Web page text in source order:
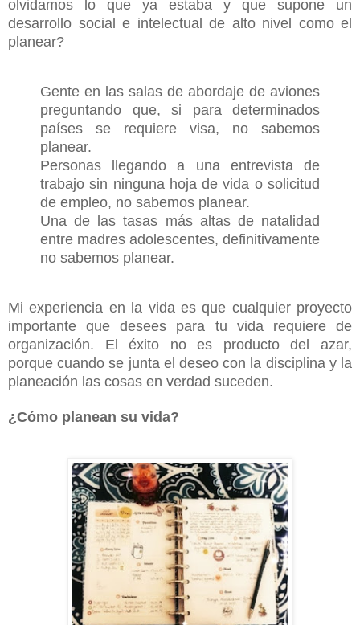
olvidamos lo que ya estaba y que supone un
desarrollo social e intelectual de alto nivel como el
planear?
Gente en las salas de abordaje de aviones
preguntando que, si para determinados
países se requiere visa, no sabemos
planear.
Personas llegando a una entrevista de
trabajo sin ninguna hoja de vida o solicitud
de empleo, no sabemos planear.
Una de las tasas más altas de natalidad
entre madres adolescentes, definitivamente
no sabemos planear.
Mi experiencia en la vida es que cualquier proyecto
importante que desees para tu vida requiere de
organización. El éxito no es producto del azar,
porque cuando se junta el deseo con la disciplina y la
planeación las cosas en verdad suceden.
¿Cómo planean su vida?